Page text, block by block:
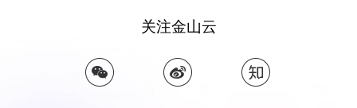
关注金山云